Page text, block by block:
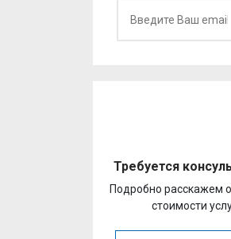
Требуется
Подробно расскажем
стоимости